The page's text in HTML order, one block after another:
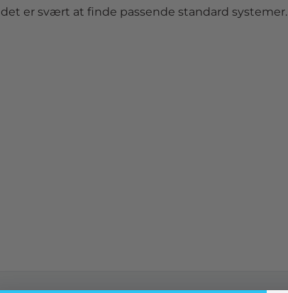
er svært at finde passende standard systemer.